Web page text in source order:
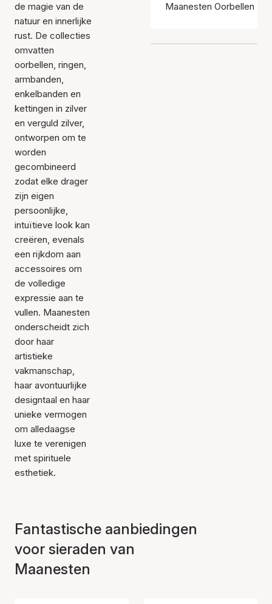
de magie van de
natuur en innerlijke
rust. De collecties
omvatten
oorbellen, ringen,
armbanden,
enkelbanden en
kettingen in zilver
en verguld zilver,
ontworpen om te
worden
gecombineerd
zodat elke drager
zijn eigen
persoonlijke,
intuïtieve look kan
creëren, evenals
een rijkdom aan
accessoires om
de volledige
expressie aan te
vullen. Maanesten
onderscheidt zich
door haar
artistieke
vakmanschap,
haar avontuurlijke
designtaal en haar
unieke vermogen
om alledaagse
luxe te verenigen
met spirituele
esthetiek.
Maanesten Oorbellen
Fantastische aanbiedingen
voor sieraden van
Maanesten